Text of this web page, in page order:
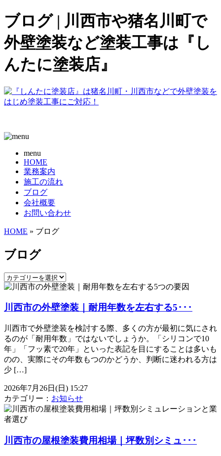
ブログ | 川西市や猪名川町で
外壁塗装など塗装工事は『し
んたに塗装店』
menu
HOME
業務案内
施工の流れ
ブログ
会社概要
お問い合わせ
HOME » ブログ
ブログ
川西市の外壁塗装｜耐用年数を左右する5･･･
川西市で外壁塗装を検討する際、多くの方が最初に気にされ
るのが「耐用年数」ではないでしょうか。「シリコンで10
年」「フッ素で20年」といった表記を目にすることは多いも
のの、実際にその年数もつのかどうか、判断に迷われる方は
少 […]
2026年7月26日(日) 15:27
カテゴリー： お知らせ
川西市の屋根塗装費用相場｜坪数別シミュ･･･